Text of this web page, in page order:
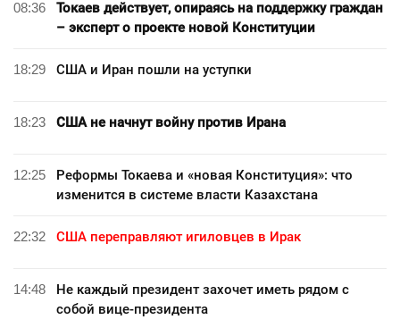
08:36
Токаев действует, опираясь на поддержку граждан
– эксперт о проекте новой Конституции
18:29 США и Иран пошли на уступки
18:23 США не начнут войну против Ирана
12:25
Реформы Токаева и «новая Конституция»: что
изменится в системе власти Казахстана
22:32 США переправляют игиловцев в Ирак
14:48
Не каждый президент захочет иметь рядом с
собой вице-президента